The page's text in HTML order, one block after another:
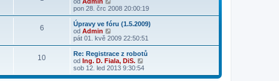
o
b
r
z
p
o
s
l
pon 28. črc 2008 20:00:19
6
Úpravy ve fóru (1.5.2009)
od Admin
o
b
r
a
z
pát 01. kvě 2009 22:50:51
10
Re: Registrace z robotů
od Ing. D. Fiala, DiS.
o
b
sob 12. led 2013 9:30:54